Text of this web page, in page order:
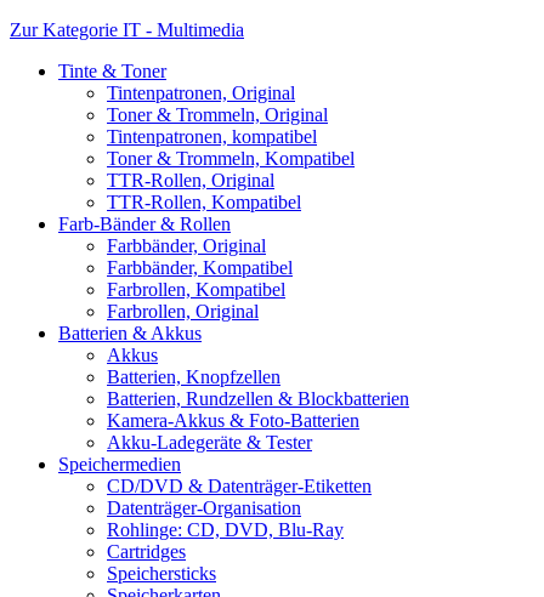
Zur Kategorie IT - Multimedia
Tinte & Toner
Tintenpatronen, Original
Toner & Trommeln, Original
Tintenpatronen, kompatibel
Toner & Trommeln, Kompatibel
TTR-Rollen, Original
TTR-Rollen, Kompatibel
Farb-Bänder & Rollen
Farbbänder, Original
Farbbänder, Kompatibel
Farbrollen, Kompatibel
Farbrollen, Original
Batterien & Akkus
Akkus
Batterien, Knopfzellen
Batterien, Rundzellen & Blockbatterien
Kamera-Akkus & Foto-Batterien
Akku-Ladegeräte & Tester
Speichermedien
CD/DVD & Datenträger-Etiketten
Datenträger-Organisation
Rohlinge: CD, DVD, Blu-Ray
Cartridges
Speichersticks